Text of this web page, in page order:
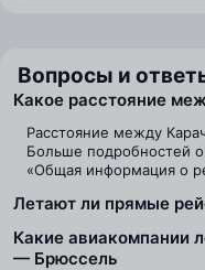
Вопросы и
Какое расстояние
Расстояние между
Больше подробностей
«Общая информация о
Летают ли прямые
Какие авиакомпании
— Брюссель